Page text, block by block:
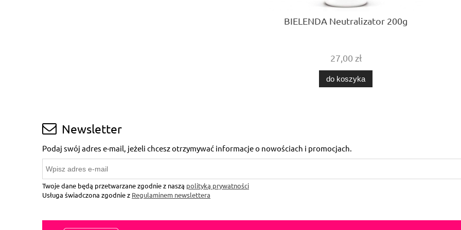
BIELENDA Neutralizator 200g
27,00 zł
do koszyka
Newsletter
Podaj swój adres e-mail, jeżeli chcesz otrzymywać informacje o nowościach i promocjach.
Twoje dane będą przetwarzane zgodnie z naszą polityką prywatności
Usługa świadczona zgodnie z Regulaminem newslettera